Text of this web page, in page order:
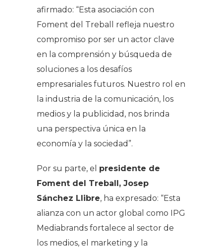
afirmado: “Esta asociación con
Foment del Treball refleja nuestro
compromiso por ser un actor clave
en la comprensión y búsqueda de
soluciones a los desafíos
empresariales futuros. Nuestro rol en
la industria de la comunicación, los
medios y la publicidad, nos brinda
una perspectiva única en la
economía y la sociedad”.
Por su parte, el presidente de
Foment del Treball, Josep
Sánchez Llibre, ha expresado: “Esta
alianza con un actor global como IPG
Mediabrands fortalece al sector de
los medios, el marketing y la